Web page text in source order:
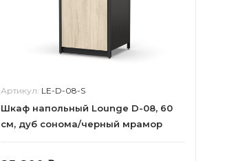
Артикул: LE-D-08-S
Шкаф напольный Lounge D-08, 60
см, дуб сонома/черный мрамор